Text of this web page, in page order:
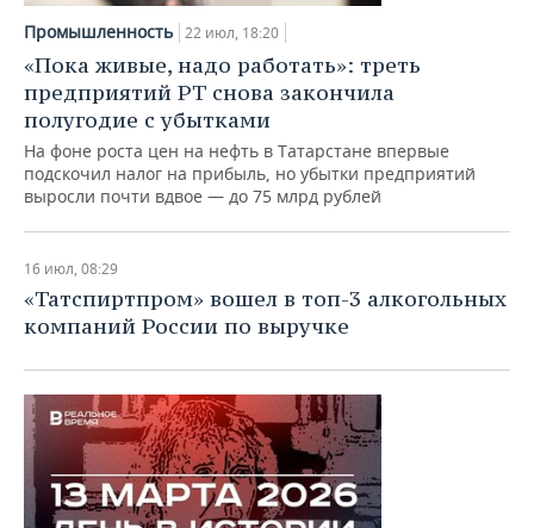
ВОДНЫЕ ВИДЫ СПОРТА
ХОККЕЙ С МЯЧОМ
ОБРАЗОВАНИЕ
ПРОИСШЕСТВИЯ
Промышленность 22 июл, 18:20
«Пока живые, надо работать»: треть
предприятий РТ снова закончила
полугодие с убытками
На фоне роста цен на нефть в Татарстане впервые
подскочил налог на прибыль, но убытки предприятий
выросли почти вдвое — до 75 млрд рублей
16 июл, 08:29
«Татспиртпром» вошел в топ-3 алкогольных
компаний России по выручке